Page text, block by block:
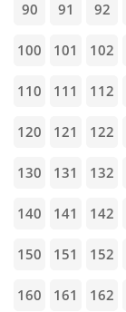
90 91 92
100 101 102
110 111 112
120 121 122
130 131 132
140 141 142
150 151 152
160 161 162